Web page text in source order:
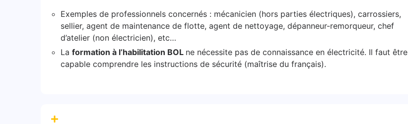
Exemples de professionnels concernés : mécanicien (hors parties électriques), carrossiers,
sellier, agent de maintenance de flotte, agent de nettoyage, dépanneur-remorqueur, chef
d’atelier (non électricien), etc…
La formation à l’habilitation BOL ne nécessite pas de connaissance en électricité. Il faut être
capable comprendre les instructions de sécurité (maîtrise du français).